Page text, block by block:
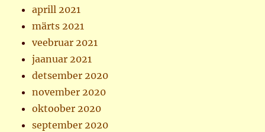
aprill 2021
märts 2021
veebruar 2021
jaanuar 2021
detsember 2020
november 2020
oktoober 2020
september 2020